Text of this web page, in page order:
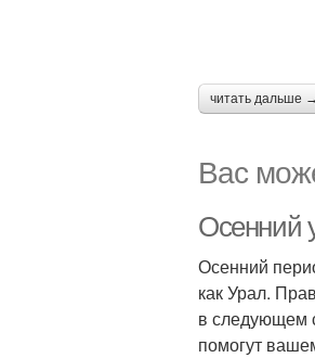
читать дальше →
Вас
Осенний
Осенний
как Урал.
в следующем
помогут